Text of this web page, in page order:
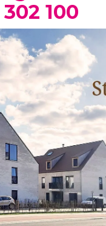
100